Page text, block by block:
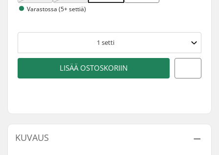
Varastossa (5+ settiä)
1 setti
LISÄÄ OSTOSKORIIN
KUVAUS